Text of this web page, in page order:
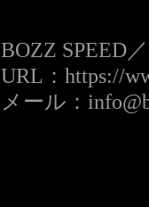
BOZZ SPEED
URL：https://
メール：